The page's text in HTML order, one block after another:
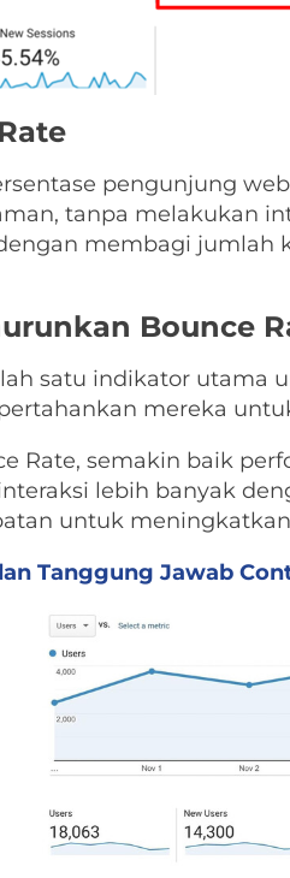
pengunjung
tanpa melakukan
membagi
Bounce
satu indikator
mereka
Rate, semakin baik
lebih banyak
untuk
Tanggung Jawab